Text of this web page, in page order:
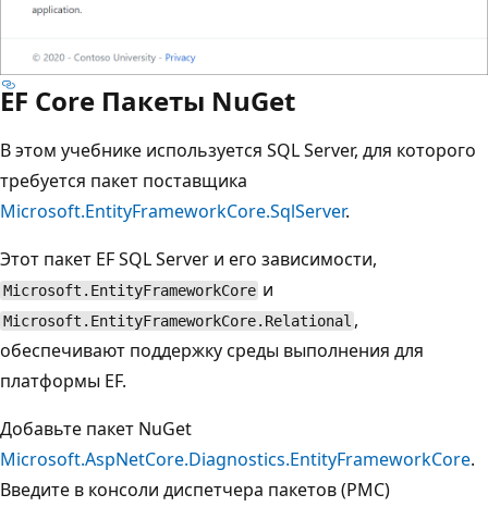
EF Core Пакеты NuGet
В этом учебнике используется SQL Server, для которого
требуется пакет поставщика
Microsoft.EntityFrameworkCore.SqlServer.
Этот пакет EF SQL Server и его зависимости,
Microsoft.EntityFrameworkCore и
Microsoft.EntityFrameworkCore.Relational ,
обеспечивают поддержку среды выполнения для
платформы EF.
Добавьте пакет NuGet
Microsoft.AspNetCore.Diagnostics.EntityFrameworkCore.
Введите в консоли диспетчера пакетов (PMC)